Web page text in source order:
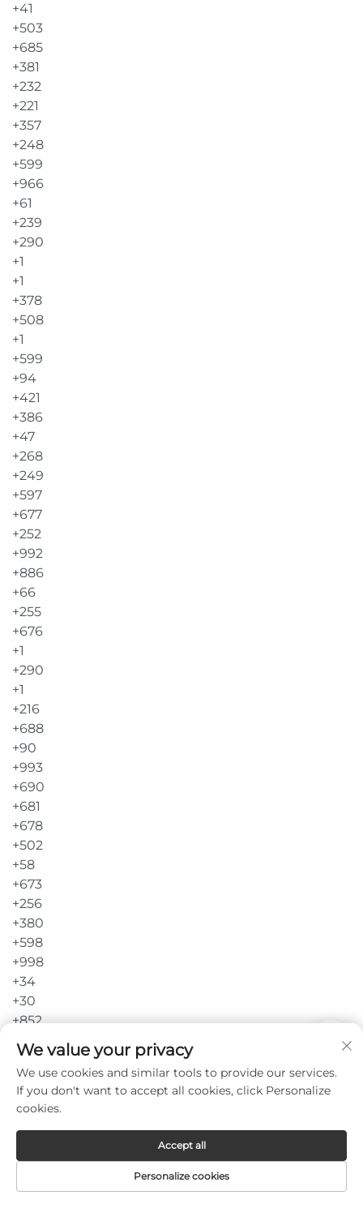
We value your privacy
We use cookies and similar tools to provide our services.
If you don't want to accept all cookies, click Personalize
cookies.
Personalize cookies
Accept all